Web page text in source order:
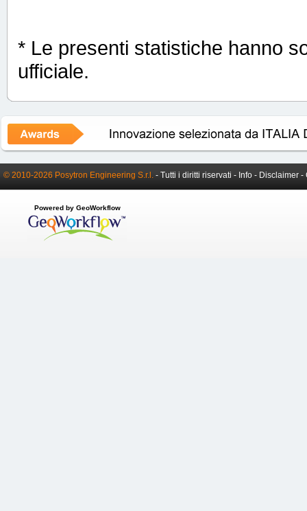
* Le presenti statistiche hanno
ufficiale.
© 2010-2026 Posytron Engineering S.r.l. - Tutti i diritti riservati - Info - Disclaimer -
Powered by GeoWorkflow